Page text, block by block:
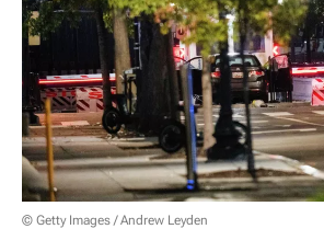
© Getty Images / Andrew Leyden